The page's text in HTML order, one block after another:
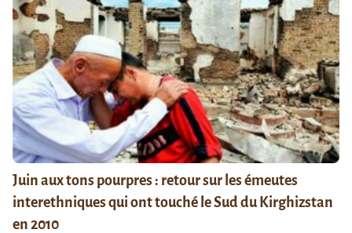
Juin aux tons pourpres : retour sur les émeutes
interethniques qui ont touché le Sud du Kirghizstan
en 2010